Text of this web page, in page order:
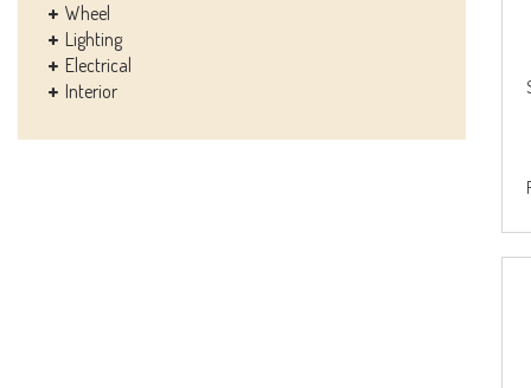
Wheel
Lighting
Electrical
Interior